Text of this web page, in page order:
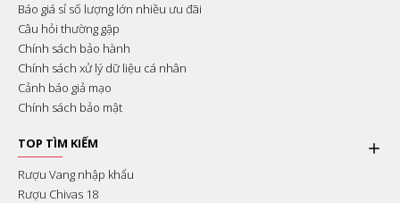
Báo giá sỉ số lượng lớn nhiều ưu đãi
Câu hỏi thường gặp
Chính sách bảo hành
Chính sách xử lý dữ liệu cá nhân
Cảnh báo giả mạo
Chính sách bảo mật
TOP TÌM KIẾM
Rượu Vang nhập khẩu
Rượu Chivas 18